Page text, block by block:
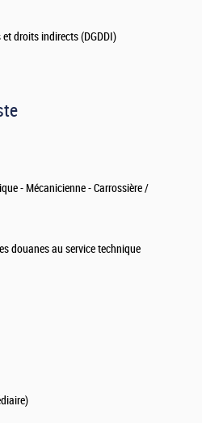
- Mécanicienne - Carrossière /
douanes au service technique
droits indirects (DGDDI)